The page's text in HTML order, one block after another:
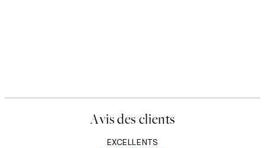
Avis des clients
EXCELLENTS